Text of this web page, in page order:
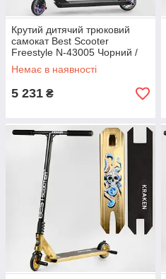
Крутий дитячий трюковий
самокат Best Scooter
Freestyle N-43005 Чорний /
Різнокольоровий Самокат із
системою HIC
Немає в наявності
5 231 ₴